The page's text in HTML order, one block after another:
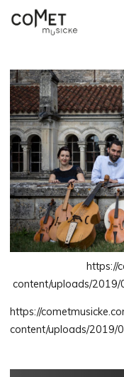
https://
content/uploads/
https://
content/uploads/2019/